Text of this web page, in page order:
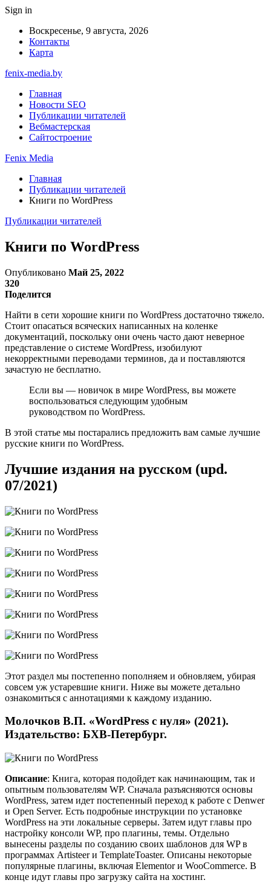
Sign in
Воскресенье, 9 августа, 2026
Контакты
Карта
fenix-media.by
Главная
Новости SEO
Публикации читателей
Вебмастерская
Сайтостроение
Fenix Media
Главная
Публикации читателей
Книги по WordPress
Публикации читателей
Книги по WordPress
Опубликовано Май 25, 2022
320
Поделится
Найти в сети хорошие книги по WordPress достаточно тяжело.
Стоит опасаться всяческих написанных на коленке
документаций, поскольку они очень часто дают неверное
представление о системе WordPress, изобилуют
некорректными переводами терминов, да и поставляются
зачастую не бесплатно.
Если вы — новичок в мире WordPress, вы можете
воспользоваться следующим удобным
руководством по WordPress.
В этой статье мы постарались предложить вам самые лучшие
русские книги по WordPress.
Лучшие издания на русском (upd.
07/2021)
Этот раздел мы постепенно пополняем и обновляем, убирая
совсем уж устаревшие книги. Ниже вы можете детально
ознакомиться с аннотациями к каждому изданию.
Молочков В.П. «WordPress с нуля» (2021).
Издательство: БХВ-Петербург.
Описание: Книга, которая подойдет как начинающим, так и
опытным пользователям WP. Сначала разъясняются основы
WordPress, затем идет постепенный переход к работе с Denwer
и Open Server. Есть подробные инструкции по установке
WordPress на эти локальные серверы. Затем идут главы про
настройку консоли WP, про плагины, темы. Отдельно
вынесены разделы по созданию своих шаблонов для WP в
программах Artisteer и TemplateToaster. Описаны некоторые
популярные плагины, включая Elementor и WooCommerce. В
конце идут главы про загрузку сайта на хостинг.